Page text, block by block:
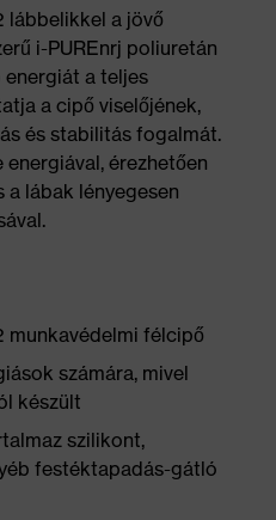
lábbelikkel a jövő
i-PUREnrj poliuretán
a teljes
a cipő viselőjének,
és stabilitás fogalmát.
érezhetően
a lábak lényegesen
munkavédelmi félcipő
számára, mivel
készült
szilikont,
festéktapadás-gátló